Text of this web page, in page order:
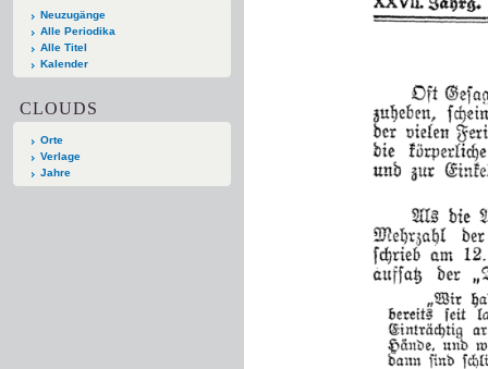
Neuzugänge
Alle Periodika
Alle Titel
Kalender
CLOUDS
Orte
Verlage
Jahre